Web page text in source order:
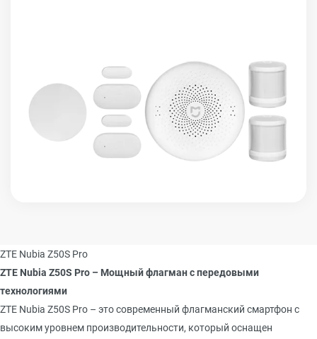
ZTE Nubia Z50S Pro
ZTE Nubia Z50S Pro – Мощный флагман с передовыми
технологиями
ZTE Nubia Z50S Pro – это современный флагманский смартфон с
высоким уровнем производительности, который оснащен